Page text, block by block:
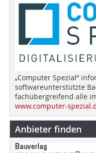
„Computer Spezial“
softwareunterstützte
fachübergreifend alle
www.computer-
Anbieter finden